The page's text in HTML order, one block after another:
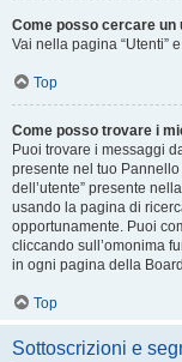
Come posso cercare un
Vai nella pagina “Utenti”
Top
Come posso trovare i
Puoi trovare i messaggi
presente nel tuo
dell’utente” presente
usando la pagina di
opportunamente. Puoi
cliccando sull’omonima
in ogni pagina della
Top
Sottoscrizioni e